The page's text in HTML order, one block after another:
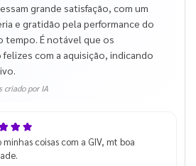
grande satisfação, com um
e gratidão pela performance do
É notável que os
com a aquisição, indicando
criado por IA
minhas coisas com a GIV, mt boa